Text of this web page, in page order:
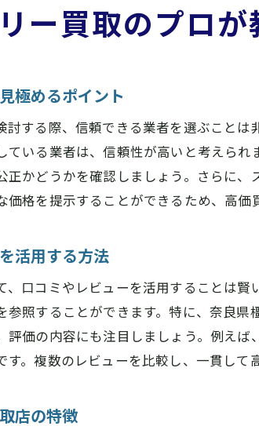
誠実な対応が
アフターケア
買取価格に納
トラブルを未
ー買取のプロ
極めるポイント
討する際、信頼できる業者を選ぶこと
ている業者は、信頼性が高いと考えら
正かどうかを確認しましょう。さらに
価格を提示することができるため、高価
活用する方法
、口コミやレビューを活用することは
参照することができます。特に、奈良
評価の内容にも注目しましょう。例え
す。複数のレビューを比較し、一貫して
店の特徴